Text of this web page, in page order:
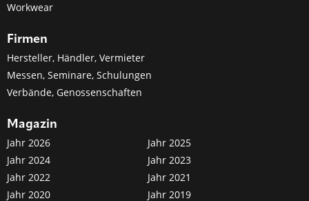
Workwear
Firmen
Hersteller, Händler, Vermieter
Messen, Seminare, Schulungen
Verbände, Genossenschaften
Magazin
Jahr 2026
Jahr 2025
Jahr 2024
Jahr 2023
Jahr 2022
Jahr 2021
Jahr 2020
Jahr 2019